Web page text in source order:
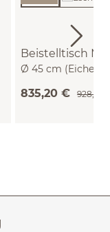
Beistelltisch
Ø 45 cm (Eiche)
835,20 € 928,00